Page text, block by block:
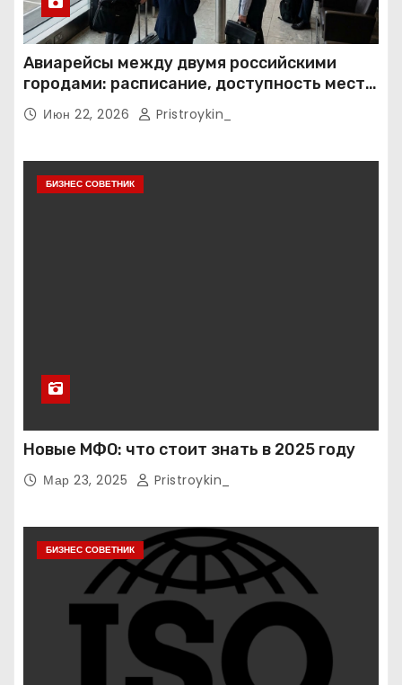
Авиарейсы между двумя российскими
городами: расписание, доступность мест и
тарифные условия
Июн 22, 2026 Pristroykin_
БИЗНЕС СОВЕТНИК
Новые МФО: что стоит знать в 2025 году
Мар 23, 2025 Pristroykin_
БИЗНЕС СОВЕТНИК